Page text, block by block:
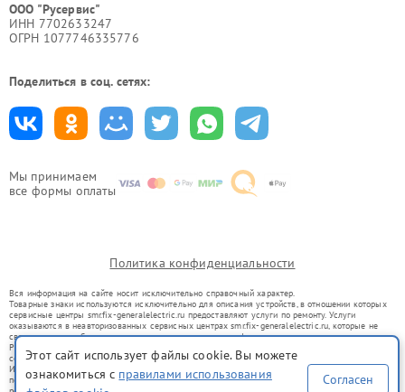
Мы принимаем
все формы оплаты
ООО "Русервис"
ИНН 7702633247
ОГРН 1077746335776
Поделиться в соц. сетях:
Политика конфиденциальности
Вся информация на сайте носит исключительно справочный характер.
Товарные знаки используются исключительно для описания устройств, в отношении которых
сервисные центры smr.fix-generalelectric.ru предоставляют услуги по ремонту. Услуги
оказываются в неавторизованных сервисных центрах smr.fix-generalelectric.ru, которые не
связаны с правообладателями товарных знаков или их официальными представителями.
Ремонт осуществляется для устройств, уже введенных в гражданский оборот в соответствии
со статьей 1487 ГК РФ.
Использование товарных знаков не преследует цели индивидуализации услуг или введения
потребителей в заблуждение, а служит для информирования о предоставляемых услугах по
Этот сайт использует файлы cookie. Вы можете
ознакомиться с правилами использования
Согласен